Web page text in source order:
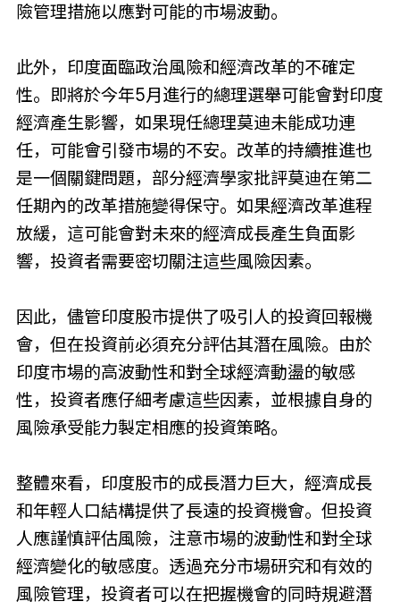
險管理措施以應對可能的市場波動。
此外，印度面臨政治風險和經濟改革的不確定
性。即將於今年5月進行的總理選舉可能會對印度
經濟產生影響，如果現任總理莫迪未能成功連
任，可能會引發市場的不安。改革的持續推進也
是一個關鍵問題，部分經濟學家批評莫迪在第二
任期內的改革措施變得保守。如果經濟改革進程
放緩，這可能會對未來的經濟成長產生負面影
響，投資者需要密切關注這些風險因素。
因此，儘管印度股市提供了吸引人的投資回報機
會，但在投資前必須充分評估其潛在風險。由於
印度市場的高波動性和對全球經濟動盪的敏感
性，投資者應仔細考慮這些因素，並根據自身的
風險承受能力製定相應的投資策略。
整體來看，印度股市的成長潛力巨大，經濟成長
和年輕人口結構提供了長遠的投資機會。但投資
人應謹慎評估風險，注意市場的波動性和對全球
經濟變化的敏感度。透過充分市場研究和有效的
風險管理，投資者可以在把握機會的同時規避潛